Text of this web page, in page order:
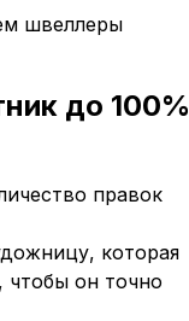
швеллеры
до 100%
правок
которая
чтобы он точно